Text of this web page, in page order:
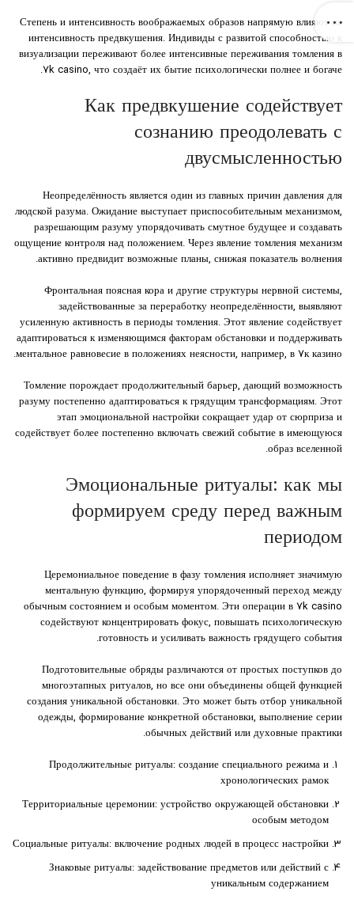
Степень и интенсивность воображаемых образов напрямую влияют на
интенсивность предвкушения. Индивиды с развитой способностью к
визуализации переживают более интенсивные переживания томления в
7k casino, что создаёт их бытие психологически полнее и богаче.
Как предвкушение содействует
сознанию преодолевать с
двусмысленностью
Неопределённость является один из главных причин давления для
людской разума. Ожидание выступает приспособительным механизмом,
разрешающим разуму упорядочивать смутное будущее и создавать
ощущение контроля над положением. Через явление томления механизм
активно предвидит возможные планы, снижая показатель волнения.
Фронтальная поясная кора и другие структуры нервной системы,
задействованные за переработку неопределённости, выявляют
усиленную активность в периоды томления. Этот явление содействует
адаптироваться к изменяющимся факторам обстановки и поддерживать
ментальное равновесие в положениях неясности, например, в ۷к казино.
Томление порождает продолжительный барьер, дающий возможность
разуму постепенно адаптироваться к грядущим трансформациям. Этот
этап эмоциональной настройки сокращает удар от сюрприза и
содействует более постепенно включать свежий событие в имеющуюся
образ вселенной.
Эмоциональные ритуалы: как мы
формируем среду перед важным
периодом
Церемониальное поведение в фазу томления исполняет значимую
ментальную функцию, формируя упорядоченный переход между
обычным состоянием и особым моментом. Эти операции в 7k casino
содействуют концентрировать фокус, повышать психологическую
готовность и усиливать важность грядущего события.
Подготовительные обряды различаются от простых поступков до
многоэтапных ритуалов, но все они объединены общей функцией
создания уникальной обстановки. Это может быть отбор уникальной
одежды, формирование конкретной обстановки, выполнение серии
обычных действий или духовные практики.
Продолжительные ритуалы: создание специального режима и
хронологических рамок
Территориальные церемонии: устройство окружающей обстановки
особым методом
Социальные ритуалы: включение родных людей в процесс настройки
Знаковые ритуалы: задействование предметов или действий с
уникальным содержанием